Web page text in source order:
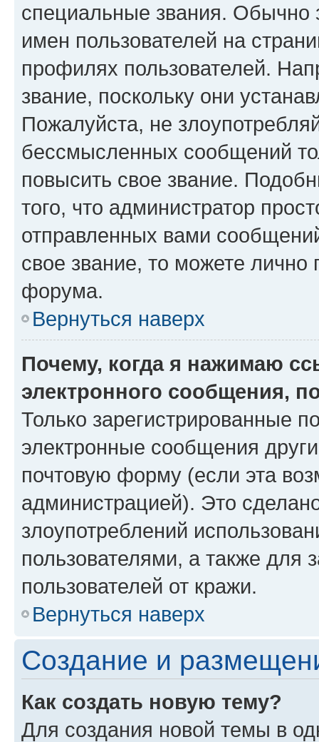
специальные звания. Обычно
имен пользователей на
профилях пользователей.
звание, поскольку они
Пожалуйста, не
бессмысленных сообщений
повысить свое звание.
того, что администратор
отправленных вами
свое звание, то можете лично
форума.
Вернуться наверх
Почему, когда я нажимаю
электронного сообщения,
Только зарегистрированные
электронные сообщения
почтовую форму (если эта
администрацией). Это
злоупотреблений
пользователями, а также для
пользователей от кражи.
Вернуться наверх
Создание и
Как создать новую тему?
Для создания новой темы в